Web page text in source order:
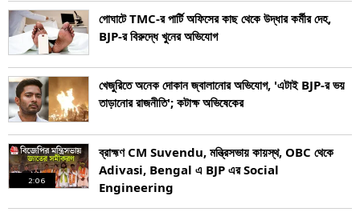
গোঘাটে TMC-র পার্টি অফিসের কাছ থেকে উদ্ধার কর্মীর দেহ,
BJP-র বিরুদ্ধে খুনের অভিযোগ
খেজুরিতে অনেক দোকান জ্বালানোর অভিযোগ, 'এটাই BJP-র ভয়
তাড়ানোর রাজনীতি'; কটাক্ষ অভিষেকের
2:06
ব্রাহ্মণ CM Suvendu, মন্ত্রিসভায় কায়স্থ, OBC থেকে
Adivasi, Bengal এ BJP এর Social
Engineering